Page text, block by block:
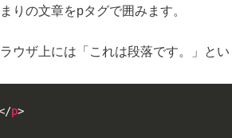
りの文章をpタグで囲みます。
ウザ上には「これは段落です。」とい
p>